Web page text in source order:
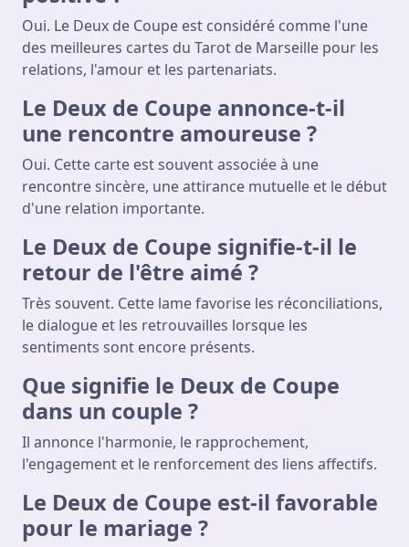
Oui. Le Deux de Coupe est considéré comme l'une
des meilleures cartes du Tarot de Marseille pour les
relations, l'amour et les partenariats.
Le Deux de Coupe annonce-t-il
une rencontre amoureuse ?
Oui. Cette carte est souvent associée à une
rencontre sincère, une attirance mutuelle et le début
d'une relation importante.
Le Deux de Coupe signifie-t-il le
retour de l'être aimé ?
Très souvent. Cette lame favorise les réconciliations,
le dialogue et les retrouvailles lorsque les
sentiments sont encore présents.
Que signifie le Deux de Coupe
dans un couple ?
Il annonce l'harmonie, le rapprochement,
l'engagement et le renforcement des liens affectifs.
Le Deux de Coupe est-il favorable
pour le mariage ?